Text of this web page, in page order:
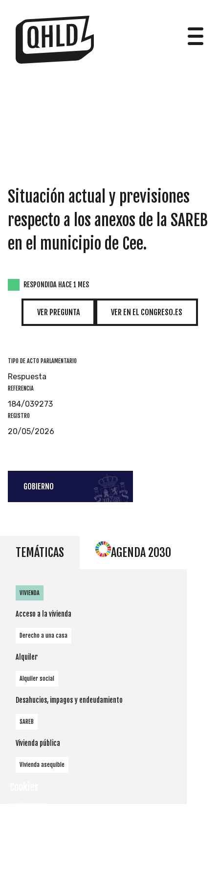
INICIATIVAS
TEMÁTICAS
Situación actual y previsiones
respecto a los anexos de la SAREB
en el municipio de Cee.
RESPONDIDA HACE 1 MES
VER PREGUNTA VER EN EL CONGRESO.ES
TIPO DE ACTO PARLAMENTARIO
Respuesta
REFERENCIA
184/039273
REGISTRO
20/05/2026
GOBIERNO
TEMÁTICAS AGENDA 2030
VIVIENDA
Acceso a la vivienda
Derecho a una casa
Alquiler
Alquiler social
Desahucios, impagos y endeudamiento
SAREB
Vivienda pública
Vivienda asequible